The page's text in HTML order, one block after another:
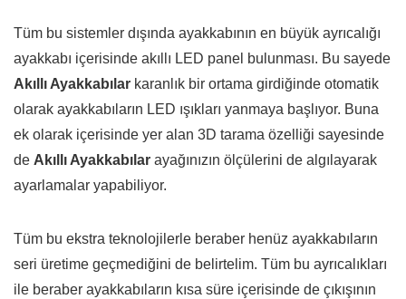
Tüm bu sistemler dışında ayakkabının en büyük ayrıcalığı
ayakkabı içerisinde akıllı LED panel bulunması. Bu sayede
Akıllı Ayakkabılar karanlık bir ortama girdiğinde otomatik
olarak ayakkabıların LED ışıkları yanmaya başlıyor. Buna
ek olarak içerisinde yer alan 3D tarama özelliği sayesinde
de Akıllı Ayakkabılar ayağınızın ölçülerini de algılayarak
ayarlamalar yapabiliyor.
Tüm bu ekstra teknolojilerle beraber henüz ayakkabıların
seri üretime geçmediğini de belirtelim. Tüm bu ayrıcalıkları
ile beraber ayakkabıların kısa süre içerisinde de çıkışının